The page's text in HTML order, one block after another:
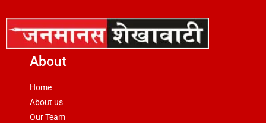
About
Home
About us
Our Team